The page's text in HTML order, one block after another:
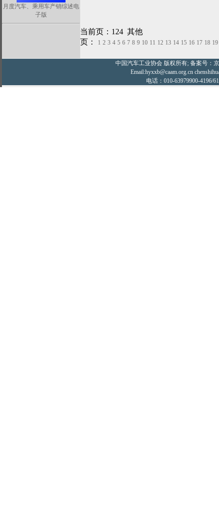
月度汽车、乘用车产销综述电
子版
当前页：124 其他
页：
1 2 3 4 5 6 7 8 9 10 11 12 13 14 15 16 17 18 19
中国汽车工业协会 版权所有; 备案号：
Email:hyxxb@caam.org.cn
电话：010-63979900-4196/